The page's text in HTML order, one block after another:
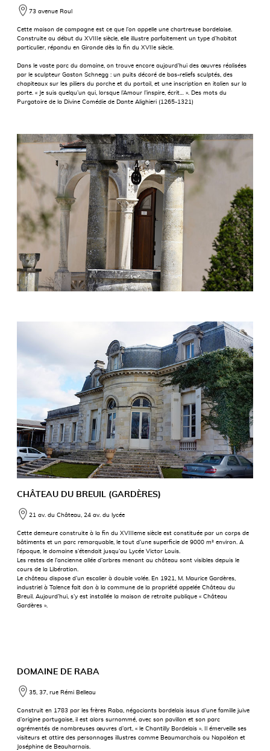
73 avenue Roul
Cette maison de campagne est ce que l’on appelle une chartreuse bordelaise.
Construite au début du XVIIIe siècle, elle illustre parfaitement un type d’habitat
particulier, répandu en Gironde dès la fin du XVIIe siècle.
Dans le vaste parc du domaine, on trouve encore aujourd’hui des œuvres réalisées
par le sculpteur Gaston Schnegg : un puits décoré de bas-reliefs sculptés, des
chapiteaux sur les piliers du porche et du portail, et une inscription en italien sur la
porte. « Je suis quelqu’un qui, lorsque l’Amour l’inspire, écrit… ». Des mots du
Purgatoire de la Divine Comédie de Dante Alighieri (1265-1321)
CHÂTEAU DU BREUIL (GARDÈRES)
21 av. du Château, 24 av. du lycée
Cette demeure construite à la fin du XVIIIeme siècle est constituée par un corps de
bâtiments et un parc remarquable, le tout d’une superficie de 9000 m² environ. A
l’époque, le domaine s’étendait jusqu’au Lycée Victor Louis.
Les restes de l’ancienne allée d’arbres menant au château sont visibles depuis le
cours de la Libération.
Le château dispose d’un escalier à double volée. En 1921, M. Maurice Gardères,
industriel à Talence fait don à la commune de la propriété appelée Château du
Breuil. Aujourd’hui, s’y est installée la maison de retraite publique « Château
Gardères ».
DOMAINE DE RABA
35, 37, rue Rémi Belleau
Construit en 1783 par les frères Raba, négociants bordelais issus d’une famille juive
d’origine portugaise, il est alors surnommé, avec son pavillon et son parc
agrémentés de nombreuses œuvres d’art, « le Chantilly Bordelais ». Il émerveille ses
visiteurs et attire des personnages illustres comme Beaumarchais ou Napoléon et
Joséphine de Beauharnais.